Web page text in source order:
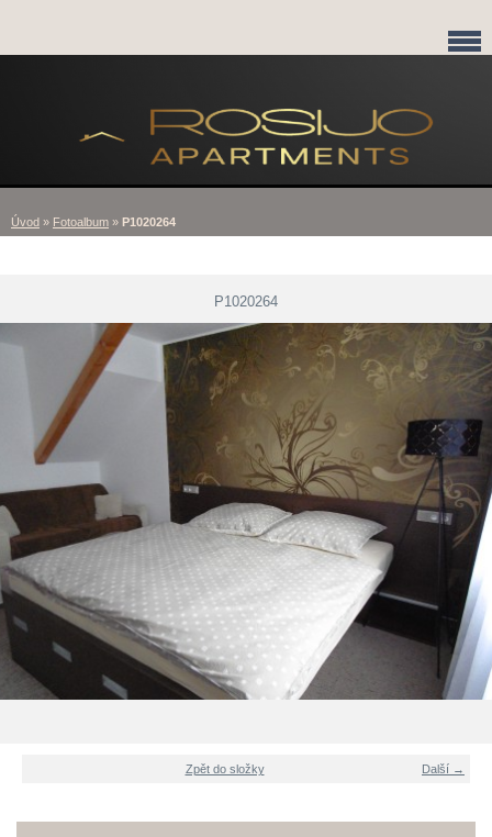
Úvod » Fotoalbum » P1020264
P1020264
Další →
Zpět do složky